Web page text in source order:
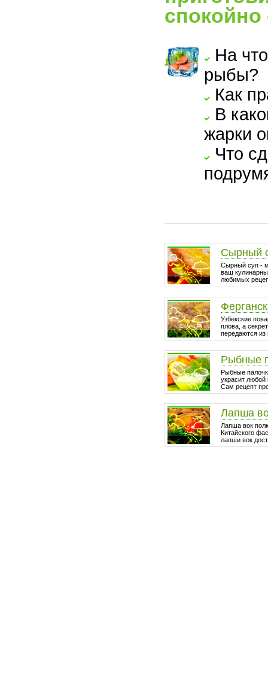
На
рыбы?
Как
В
жарки
Что
Сырный
Сырный суп -
ваш
любимых
Узбекские
плова, а
передаются из
Рыбные
Рыбные
украсит любой
Сам рецепт
Лапша
Лапша вок
Китайского
лапши вок